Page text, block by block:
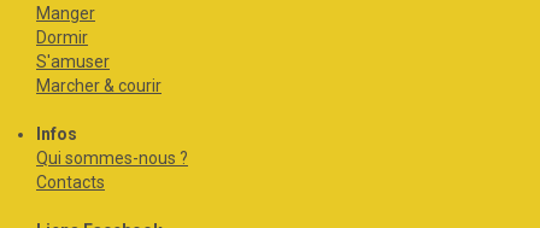
Manger
Dormir
S'amuser
Marcher & courir
Infos
Qui sommes-nous ?
Contacts